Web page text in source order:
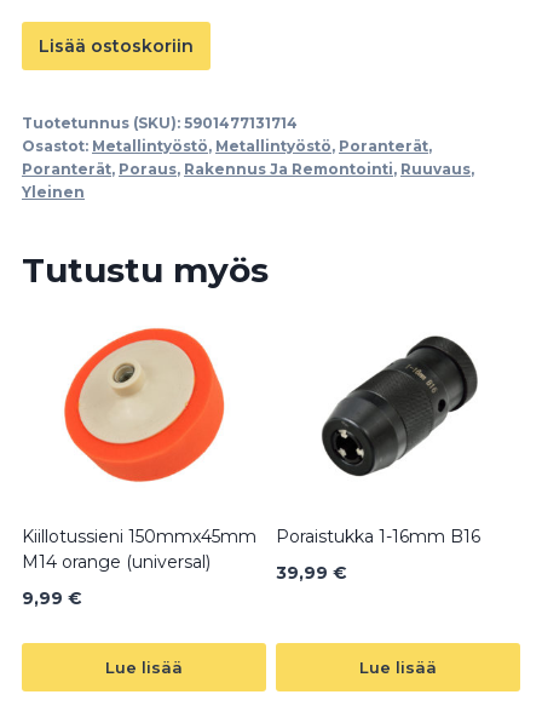
Kierretapin
väännin
M10
255mm
määrä
Lisää ostoskoriin
Tuotetunnus (SKU): 5901477131714
Osastot: Metallintyöstö, Metallintyöstö, Poranterät,
Poranterät, Poraus, Rakennus Ja Remontointi, Ruuvaus,
Yleinen
Tutustu myös
Kiillotussieni 150mmx45mm
M14 orange (universal)
9,99 €
Lue lisää
Poraistukka 1-16mm B16
39,99 €
Lue lisää